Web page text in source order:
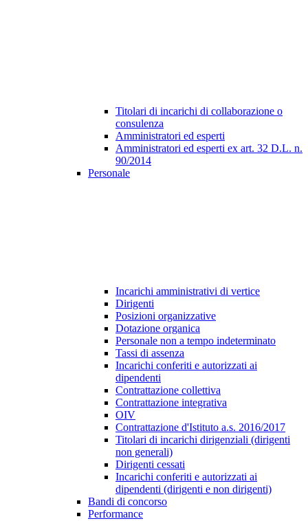
Titolari di incarichi di collaborazione o
consulenza
Amministratori ed esperti
Amministratori ed esperti ex art. 32 D.L. n.
90/2014
Personale
Incarichi amministrativi di vertice
Dirigenti
Posizioni organizzative
Dotazione organica
Personale non a tempo indeterminato
Tassi di assenza
Incarichi conferiti e autorizzati ai
dipendenti
Contrattazione collettiva
Contrattazione integrativa
OIV
Contrattazione d'Istituto a.s. 2016/2017
Titolari di incarichi dirigenziali (dirigenti
non generali)
Dirigenti cessati
Incarichi conferiti e autorizzati ai
dipendenti (dirigenti e non dirigenti)
Bandi di concorso
Performance